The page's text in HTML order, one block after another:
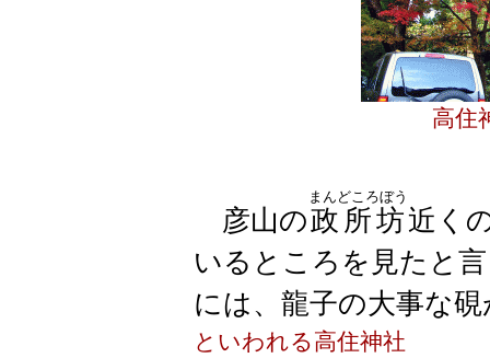
高住
彦山の政所坊
まんどころぼう
近く
いるところを見たと
には、龍子の大事な
といわれる高住神社